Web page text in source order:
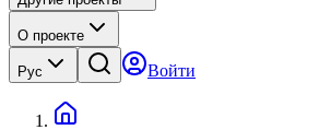
О проекте
Рус Войти